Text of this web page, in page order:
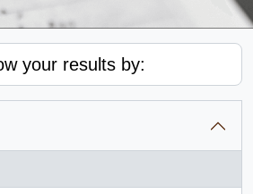
your results by: